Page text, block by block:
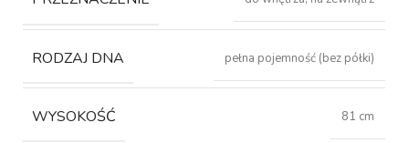
RODZAJ DNA pełna pojemność (bez półki)
WYSOKOŚĆ 81 cm